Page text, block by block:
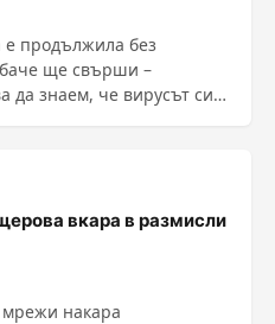
е продължила без
ще свърши –
да знаем, че вирусът си
вкара в размисли
накара